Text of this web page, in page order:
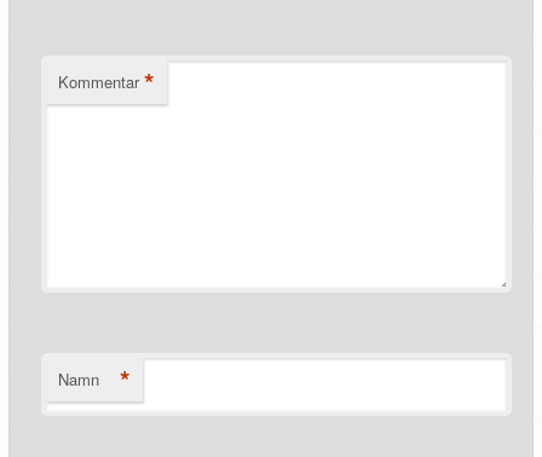
Kommentar *
Namn *